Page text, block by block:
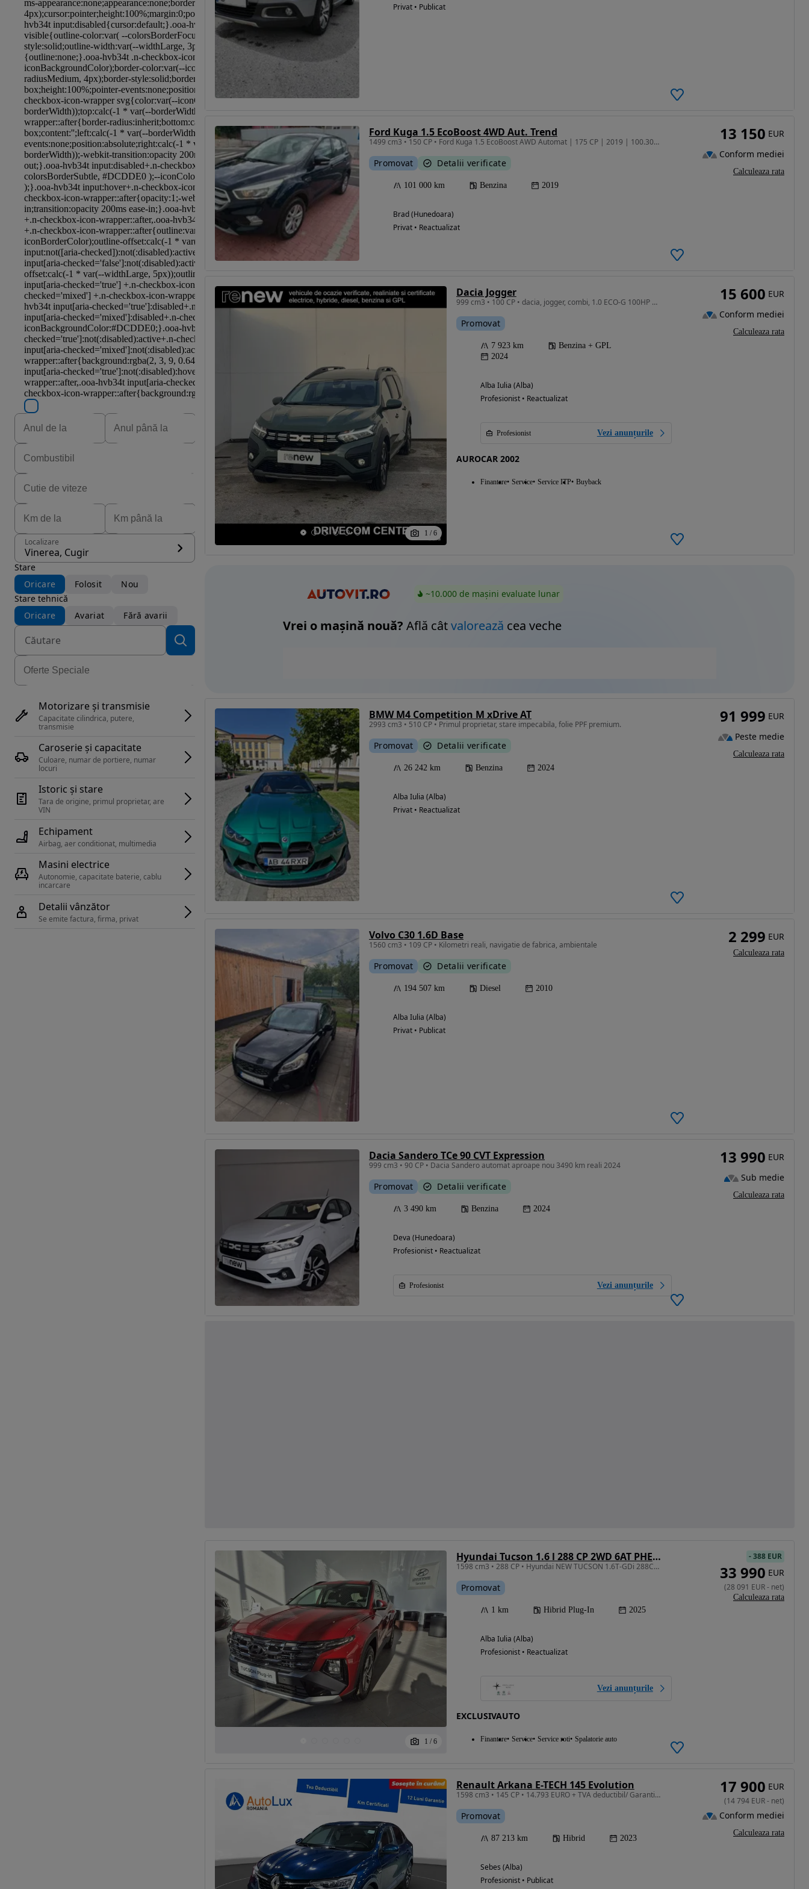
Localizare
Vinerea, Cugir
Stare
Oricare
Folosit
Nou
Stare tehnică
Oricare
Avariat Fără avarii
Motorizare și transmisie
Capacitate cilindrica, putere,
transmisie
Caroserie și capacitate
Culoare, numar de portiere, numar
locuri
Istoric și stare
Tara de origine, primul proprietar, are
Echipament
Airbag, aer conditionat, multimedia
Masini electrice
Autonomie, capacitate baterie, cablu
Detalii vânzător
Se emite factura, firma, privat
Privat • Publicat
Ford Kuga 1.5 EcoBoost 4WD Aut. Trend
1499 cm3 • 150 CP • Ford Kuga 1.5 EcoBoost AWD Automat | 175 CP | 2019 | 100.300 km
Promovat Detalii verificate
101 000 km Benzina 2019
Brad (Hunedoara)
Privat • Reactualizat
13 150 EUR
Conform mediei
Calculeaza rata
1 / 6
Dacia Jogger
999 cm3 • 100 CP • dacia, jogger, combi, 1.0 ECO-G 100HP EXPRESSION
Promovat
7 923 km
Benzina + GPL
2024
Alba Iulia (Alba)
Profesionist • Reactualizat
Profesionist Vezi anunțurile
AUROCAR 2002
Finantare Service Service ITP Buyback
15 600 EUR
Conform mediei
Calculeaza rata
~10.000 de mașini evaluate lunar
Vrei o mașină nouă? Află câtvalorează cea veche
BMW M4 Competition M xDrive AT
2993 cm3 • 510 CP • Primul proprietar, stare impecabila, folie PPF premium.
Promovat Detalii verificate
26 242 km Benzina 2024
Alba Iulia (Alba)
Privat • Reactualizat
91 999 EUR
Peste medie
Calculeaza rata
Volvo C30 1.6D Base
1560 cm3 • 109 CP • Kilometri reali, navigatie de fabrica, ambientale
Promovat Detalii verificate
194 507 km Diesel 2010
Alba Iulia (Alba)
Privat • Publicat
2 299 EUR
Calculeaza rata
Dacia Sandero TCe 90 CVT Expression
999 cm3 • 90 CP • Dacia Sandero automat aproape nou 3490 km reali 2024
Promovat Detalii verificate
3 490 km Benzina 2024
Deva (Hunedoara)
Profesionist • Reactualizat
Profesionist Vezi anunțurile
13 990 EUR
Sub medie
Calculeaza rata
1 / 6
Hyundai Tucson 1.6 l 288 CP 2WD 6AT PHEV Style
1598 cm3 • 288 CP • Hyundai NEW TUCSON 1.6T-GDi 288CP Hybrid Plug-in 2WD 6AT Style
Promovat
1 km Hibrid Plug-In 2025
Alba Iulia (Alba)
Profesionist • Reactualizat
Vezi anunțurile
EXCLUSIVAUTO
Finantare Service Service roti Spalatorie auto
-388 EUR
33 990 EUR
(28 091 EUR- net)
Calculeaza rata
Renault Arkana E-TECH 145 Evolution
1598 cm3 • 145 CP • 14.793 EURO + TVA deductibil/ Garantie pana la 3 Ani/ Istoric Service
Promovat
87 213 km Hibrid 2023
Sebes (Alba)
Profesionist • Publicat
17 900 EUR
(14 794 EUR- net)
Conform mediei
Calculeaza rata